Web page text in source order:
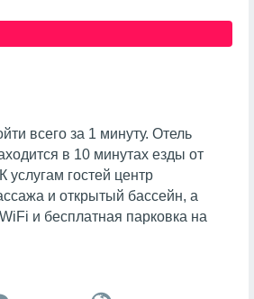
всего за 1 минуту. Отель
в 10 минутах езды от
услугам гостей центр
и открытый бассейн, а
и бесплатная парковка на